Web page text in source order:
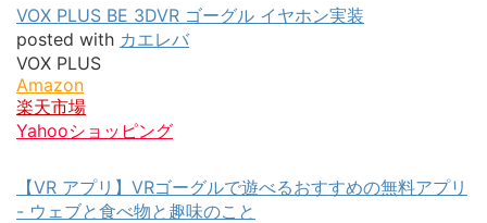
VOX PLUS BE 3DVR ゴーグル イヤホン実装
posted with カエレバ
VOX PLUS
Amazon
楽天市場
Yahooショッピング
【VR アプリ】VRゴーグルで遊べるおすすめの無料アプリ
- ウェブと食べ物と趣味のこと